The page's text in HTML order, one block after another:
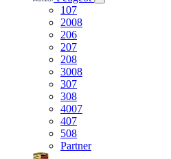
107
2008
206
207
208
3008
307
308
4007
407
508
Partner